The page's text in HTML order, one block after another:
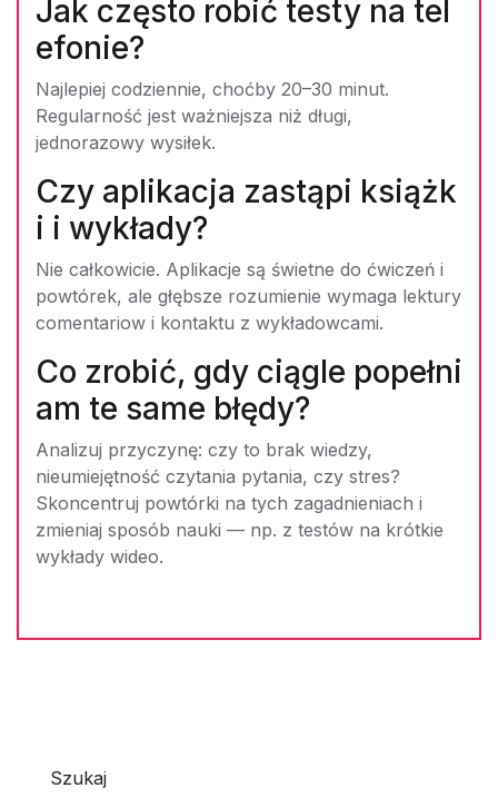
Jak często robić testy na tel
efonie?
Najlepiej codziennie, choćby 20–30 minut.
Regularność jest ważniejsza niż długi,
jednorazowy wysiłek.
Czy aplikacja zastąpi książk
i i wykłady?
Nie całkowicie. Aplikacje są świetne do ćwiczeń i
powtórek, ale głębsze rozumienie wymaga lektury
comentariow i kontaktu z wykładowcami.
Co zrobić, gdy ciągle popełni
am te same błędy?
Analizuj przyczynę: czy to brak wiedzy,
nieumiejętność czytania pytania, czy stres?
Skoncentruj powtórki na tych zagadnieniach i
zmieniaj sposób nauki — np. z testów na krótkie
wykłady wideo.
Szukaj